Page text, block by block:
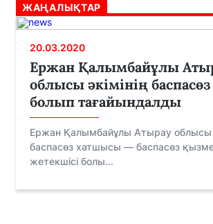
ЖАҢАЛЫҚТАР
20.03.2020
Ержан Қалымбайұлы
облысы әкімінің
болып тағайындалды
Ержан Қалымбайұлы Атырау облысы
баспасөз хатшысы — баспасөз
жетекшісі болы...